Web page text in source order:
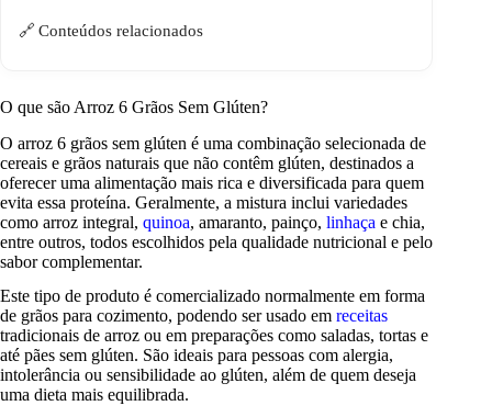
Conteúdos relacionados
O que são Arroz 6 Grãos Sem Glúten?
O arroz 6 grãos sem glúten é uma combinação selecionada de
cereais e grãos naturais que não contêm glúten, destinados a
oferecer uma alimentação mais rica e diversificada para quem
evita essa proteína. Geralmente, a mistura inclui variedades
como arroz integral, quinoa, amaranto, painço, linhaça e chia,
entre outros, todos escolhidos pela qualidade nutricional e pelo
sabor complementar.
Este tipo de produto é comercializado normalmente em forma
de grãos para cozimento, podendo ser usado em receitas
tradicionais de arroz ou em preparações como saladas, tortas e
até pães sem glúten. São ideais para pessoas com alergia,
intolerância ou sensibilidade ao glúten, além de quem deseja
uma dieta mais equilibrada.